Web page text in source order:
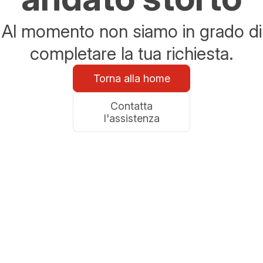
Al momento non siamo in grado di
completare la tua richiesta.
Torna alla home
Contatta
l'assistenza